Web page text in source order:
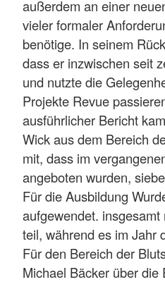
außerdem an einer
vieler formaler
benötige. In seinem
dass er inzwischen seit
und nutzte die
Projekte Revue
ausführlicher Bericht
Wick aus dem Bereich
mit, dass im
angeboten wurden,
Für die Ausbildung
aufgewendet.
teil, während es im Jahr
Für den Bereich der
Michael Bäcker über die